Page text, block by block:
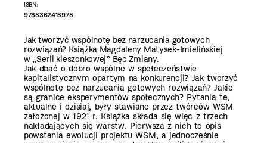
ISBN:
9788362418978
Jak tworzyć wspólnotę bez narzucania gotowych
rozwiązań? Książka Magdaleny Matysek-Imielińskiej
w „Serii kieszonkowej” Bęc Zmiany.
Jak dbać o dobro wspólne w społeczeństwie
kapitalistycznym opartym na konkurencji? Jak tworzyć
wspólnotę bez narzucania gotowych rozwiązań? Jakie
są granice eksperymentów społecznych? Pytania te,
aktualne i dzisiaj, były stawiane przez twórców WSM
założonej w 1921 r. Książka składa się więc z trzech
nakładających się warstw. Pierwsza z nich to opis
powstania ewolucji projektu WSM, a jednocześnie